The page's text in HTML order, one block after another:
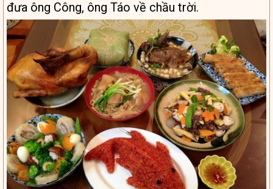
đưa ông Công, ông Táo về chầu trời.